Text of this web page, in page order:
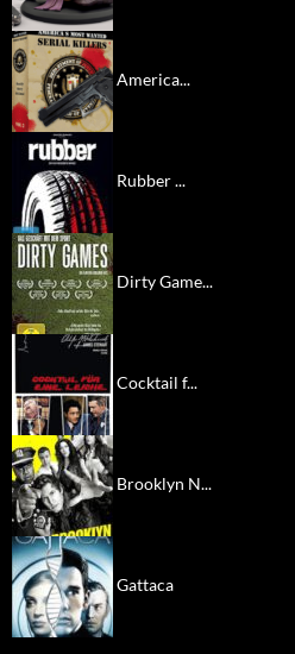
America...
Rubber ...
Dirty Game...
Cocktail f...
Brooklyn N...
Gattaca